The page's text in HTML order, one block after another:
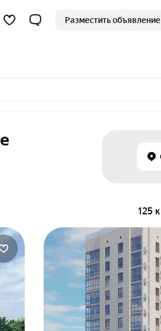
Разместить объявление
125